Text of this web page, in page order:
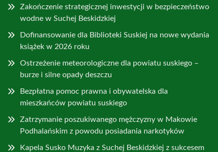
Zakończenie strategicznej inwestycji w bezpieczeństwo
wodne w Suchej Beskidzkiej
Dofinansowanie dla Biblioteki Suskiej na nowe wydania
książek w 2026 roku
Ostrzeżenie meteorologiczne dla powiatu suskiego –
burze i silne opady deszczu
Bezpłatna pomoc prawna i obywatelska dla
mieszkańców powiatu suskiego
Zatrzymanie poszukiwanego mężczyzny w Makowie
Podhalańskim z powodu posiadania narkotyków
Kapela Susko Muzyka z Suchej Beskidzkiej z sukcesem